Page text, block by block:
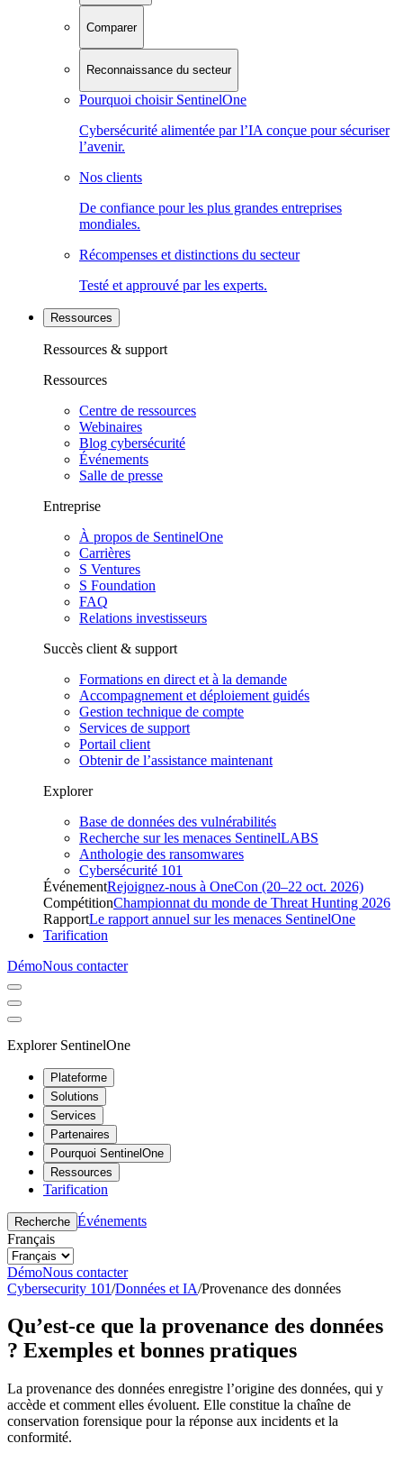
Comparer
Reconnaissance du secteur
Pourquoi choisir SentinelOne
Cybersécurité alimentée par l’IA conçue pour sécuriser
l’avenir.
Nos clients
De confiance pour les plus grandes entreprises
mondiales.
Récompenses et distinctions du secteur
Testé et approuvé par les experts.
Ressources
Ressources & support
Ressources
Centre de ressources
Webinaires
Blog cybersécurité
Événements
Salle de presse
Entreprise
À propos de SentinelOne
Carrières
S Ventures
S Foundation
FAQ
Relations investisseurs
Succès client & support
Formations en direct et à la demande
Accompagnement et déploiement guidés
Gestion technique de compte
Services de support
Portail client
Obtenir de l’assistance maintenant
Explorer
Base de données des vulnérabilités
Recherche sur les menaces SentinelLABS
Anthologie des ransomwares
Cybersécurité 101
ÉvénementRejoignez-nous à OneCon (20–22 oct. 2026)
CompétitionChampionnat du monde de Threat Hunting 2026
RapportLe rapport annuel sur les menaces SentinelOne
Tarification
DémoNous contacter
Explorer SentinelOne
Plateforme
Solutions
Services
Partenaires
Pourquoi SentinelOne
Ressources
Tarification
Recherche Événements
Français
DémoNous contacter
Cybersecurity 101/Données et IA/Provenance des données
Qu’est-ce que la provenance des données
? Exemples et bonnes pratiques
La provenance des données enregistre l’origine des données, qui y
accède et comment elles évoluent. Elle constitue la chaîne de
conservation forensique pour la réponse aux incidents et la
conformité.